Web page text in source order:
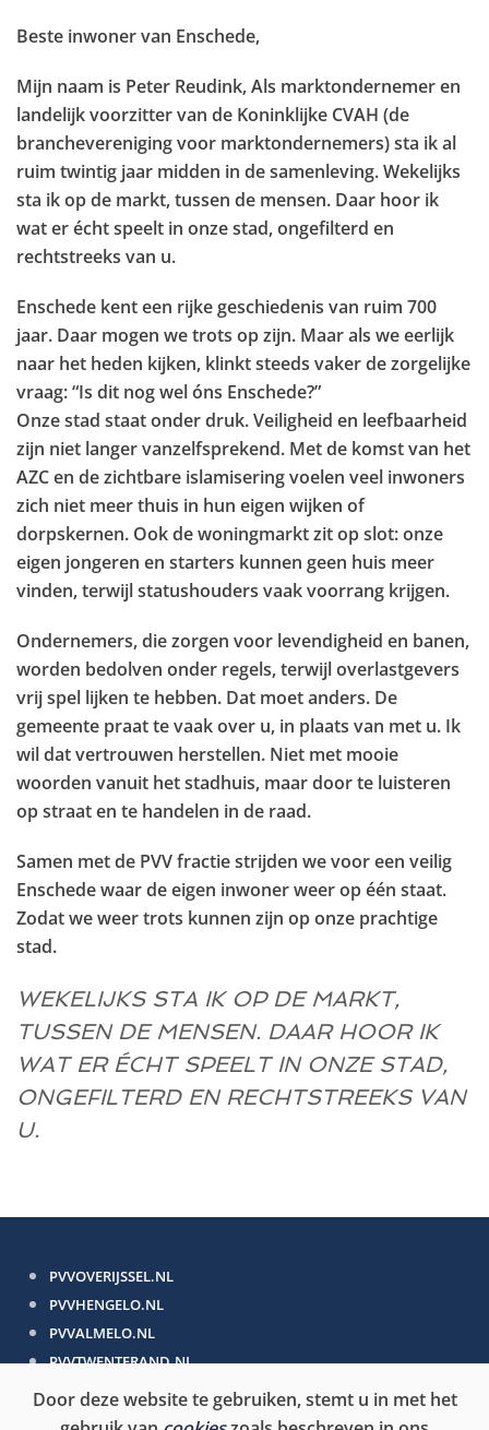
Beste inwoner van Enschede,
Mijn naam is Peter Reudink, Als marktondernemer en
landelijk voorzitter van de Koninklijke CVAH (de
branchevereniging voor marktondernemers) sta ik al
ruim twintig jaar midden in de samenleving. Wekelijks
sta ik op de markt, tussen de mensen. Daar hoor ik
wat er écht speelt in onze stad, ongefilterd en
rechtstreeks van u.
Enschede kent een rijke geschiedenis van ruim 700
jaar. Daar mogen we trots op zijn. Maar als we eerlijk
naar het heden kijken, klinkt steeds vaker de zorgelijke
vraag: “Is dit nog wel óns Enschede?”
Onze stad staat onder druk. Veiligheid en leefbaarheid
zijn niet langer vanzelfsprekend. Met de komst van het
AZC en de zichtbare islamisering voelen veel inwoners
zich niet meer thuis in hun eigen wijken of
dorpskernen. Ook de woningmarkt zit op slot: onze
eigen jongeren en starters kunnen geen huis meer
vinden, terwijl statushouders vaak voorrang krijgen.
Ondernemers, die zorgen voor levendigheid en banen,
worden bedolven onder regels, terwijl overlastgevers
vrij spel lijken te hebben. Dat moet anders. De
gemeente praat te vaak over u, in plaats van met u. Ik
wil dat vertrouwen herstellen. Niet met mooie
woorden vanuit het stadhuis, maar door te luisteren
op straat en te handelen in de raad.
Samen met de PVV fractie strijden we voor een veilig
Enschede waar de eigen inwoner weer op één staat.
Zodat we weer trots kunnen zijn op onze prachtige
stad.
WEKELIJKS STA IK OP DE MARKT,
TUSSEN DE MENSEN. DAAR HOOR IK
WAT ER ÉCHT SPEELT IN ONZE STAD,
ONGEFILTERD EN RECHTSTREEKS VAN
U.
PVVOVERIJSSEL.NL
PVVHENGELO.NL
PVVALMELO.NL
PVVTWENTERAND.NL
PVV.NL
Door deze website te gebruiken, stemt u in met het